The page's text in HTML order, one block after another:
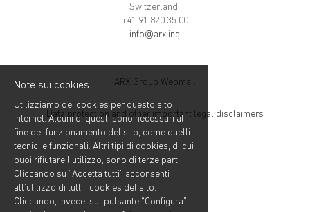
Switzerland
+41 91 820 35 00
info@arx.ing
ARX Group Webmail
Data protection and other important legal disclaimers
Note sui cookies
Utilizziamo dei cookies per questo sito
internet. Alcuni di questi sono necessari al
fine del funzionamento del sito, come quelli
tecnici e funzionali. Altri tipi di cookies, di cui
puoi rifiutare l’utilizzo, sono di terze parti.
Cliccando su “Accetta tutti” acconsenti
all’utilizzo di tutti i cookies del sito.
Cliccando, invece, sul pulsante “Configura”